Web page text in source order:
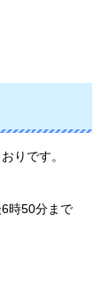
りです。
時50分まで